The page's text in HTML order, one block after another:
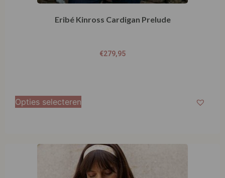
Eribé Kinross Cardigan Prelude
€279,95
Opties selecteren